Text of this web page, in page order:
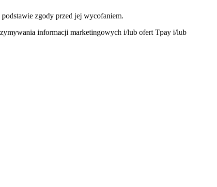
zgody przed jej wycofaniem.
informacji marketingowych i/lub ofert Tpay i/lub